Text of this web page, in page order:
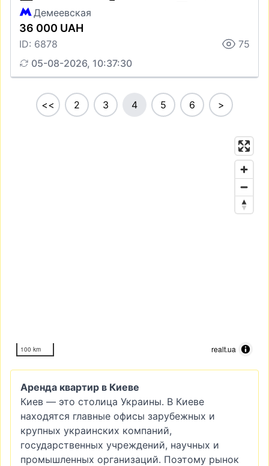
Демеевская
36 000 UAH
ID: 6878
75
05-08-2026, 10:37:30
<< 2 3 4 5 6 >
100 km realt.ua
Аренда квартир в Киеве
Киев — это столица Украины. В Киеве
находятся главные офисы зарубежных и
крупных украинских компаний,
государственных учреждений, научных и
промышленных организаций. Поэтому рынок